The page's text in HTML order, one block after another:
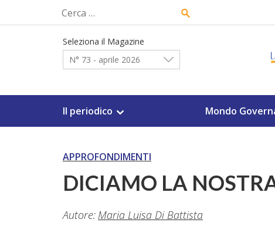
Ricerca
per:
Seleziona il Magazine
N° 73 - aprile 2026
Il periodico Mondo
APPROFONDIMENTI
DICIAMO LA
Autore: Maria Luisa Di Battista